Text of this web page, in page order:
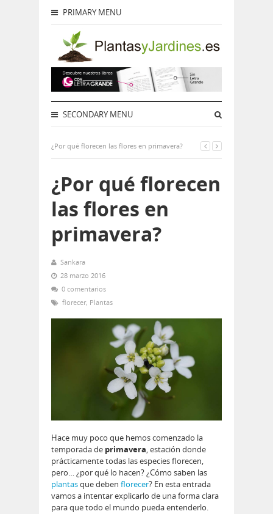
PRIMARY MENU
SECONDARY MENU
¿Por qué florecen las flores en primavera?
¿Por qué florecen
las flores en
primavera?
Sankara
28 marzo 2016
0 comentarios
florecer, Plantas
Hace muy poco que hemos comenzado la
temporada de primavera, estación donde
prácticamente todas las especies florecen,
pero… ¿por qué lo hacen? ¿Cómo saben las
plantasque deben florecer? En esta entrada
vamos a intentar explicarlo de una forma clara
para que todo el mundo pueda entenderlo.